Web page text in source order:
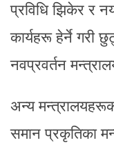
प्रविधि झिकेर र
कार्यहरू हेर्ने गरी
नवप्रवर्तन
अन्य
समान प्रकृतिका